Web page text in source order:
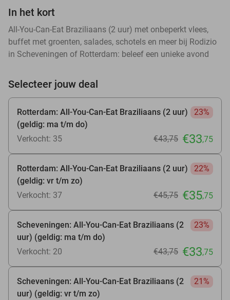
In het kort
All-You-Can-Eat Braziliaans (2 uur) met onbeperkt vlees,
buffet met groenten, salades, schotels en meer bij Rodizio
in Scheveningen of Rotterdam: beleef een unieke avond
Selecteer jouw deal
Rotterdam: All-You-Can-Eat Braziliaans (2 uur)
(geldig: ma t/m do)
23%
Verkocht: 35 €43,75 €33,75
Rotterdam: All-You-Can-Eat Braziliaans (2 uur)
(geldig: vr t/m zo)
22%
Verkocht: 37 €45,75 €35,75
Scheveningen: All-You-Can-Eat Braziliaans (2
uur) (geldig: ma t/m do)
23%
Verkocht: 20 €43,75 €33,75
Scheveningen: All-You-Can-Eat Braziliaans (2
uur) (geldig: vr t/m zo)
21%